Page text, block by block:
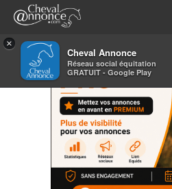
×
Cheval Annonce
Réseau social équitation
GRATUIT - Google Play